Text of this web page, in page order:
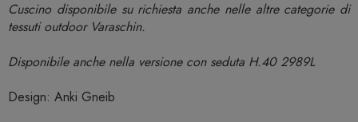
Cuscino disponibile su richiesta anche nelle altre categorie di
tessuti outdoor Varaschin.
Disponibile anche nella versione con seduta H.40 2989L
Design: Anki Gneib